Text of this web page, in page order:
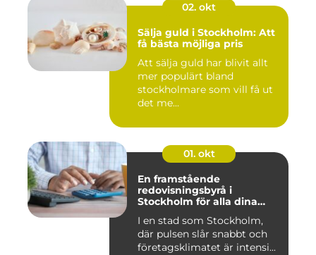
02. okt
Sälja guld i Stockholm: Att
få bästa möjliga pris
Att sälja guld har blivit allt
mer populärt bland
stockholmare som vill få ut
det me...
01. okt
En framstående
redovisningsbyrå i
Stockholm för alla dina
I en stad som Stockholm,
där pulsen slår snabbt och
företagsklimatet är intensi...